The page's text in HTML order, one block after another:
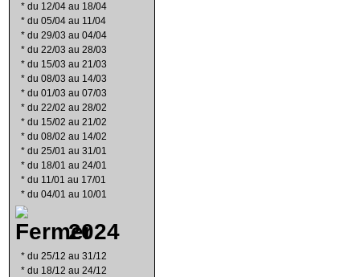
* du 12/04 au 18/04
* du 05/04 au 11/04
* du 29/03 au 04/04
* du 22/03 au 28/03
* du 15/03 au 21/03
* du 08/03 au 14/03
* du 01/03 au 07/03
* du 22/02 au 28/02
* du 15/02 au 21/02
* du 08/02 au 14/02
* du 25/01 au 31/01
* du 18/01 au 24/01
* du 11/01 au 17/01
* du 04/01 au 10/01
2024
* du 25/12 au 31/12
* du 18/12 au 24/12